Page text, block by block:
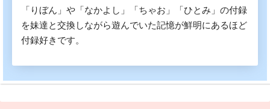
「りぼん」や「なかよし」「ちゃお」「ひとみ」の付録
を妹達と交換しながら遊んでいた記憶が鮮明にあるほど
付録好きです。